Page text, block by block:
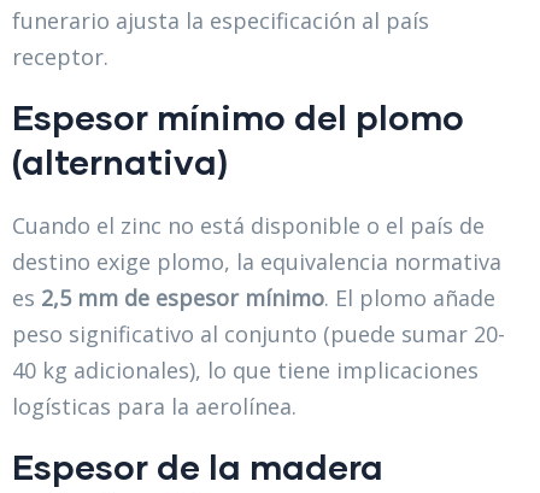
funerario ajusta la especificación al país
receptor.
Espesor mínimo del plomo
(alternativa)
Cuando el zinc no está disponible o el país de
destino exige plomo, la equivalencia normativa
es 2,5 mm de espesor mínimo. El plomo añade
peso significativo al conjunto (puede sumar 20-
40 kg adicionales), lo que tiene implicaciones
logísticas para la aerolínea.
Espesor de la madera